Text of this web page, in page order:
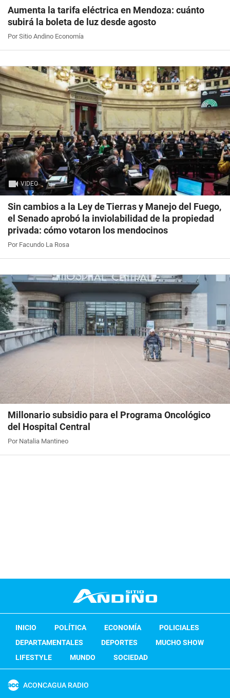
Aumenta la tarifa eléctrica en Mendoza: cuánto
subirá la boleta de luz desde agosto
Por Sitio Andino Economía
VIDEO
Sin cambios a la Ley de Tierras y Manejo del Fuego,
el Senado aprobó la inviolabilidad de la propiedad
privada: cómo votaron los mendocinos
Por Facundo La Rosa
Millonario subsidio para el Programa Oncológico
del Hospital Central
Por Natalia Mantineo
INICIO POLÍTICA ECONOMÍA
POLICIALES
DEPARTAMENTALES
DEPORTES
MUCHO SHOW
LIFESTYLE
MUNDO SOCIEDAD
ACONCAGUA RADIO